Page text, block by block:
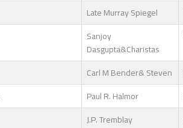
Late Murray Spiegel
Sanjoy
Dasgupta&Charistas
Carl M Bender& Steven
Paul R. Halmor
J.P. Tremblay